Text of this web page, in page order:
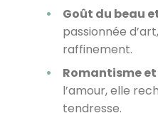
Goût du beau
passionnée
raffinement.
Romantisme
l’amour, elle
tendresse.